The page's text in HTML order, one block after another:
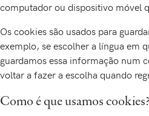
computador ou dispositivo móvel
Os cookies são usados para
exemplo, se escolher a língua em
guardamos essa informação num
voltar a fazer a escolha quando
Como é que usamos cookies?